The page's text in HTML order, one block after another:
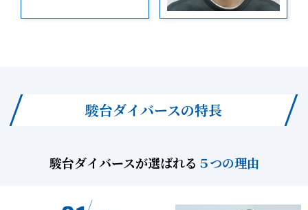
駿台ダイバースの特長
駿台ダイバースが選ばれる ５つの理由